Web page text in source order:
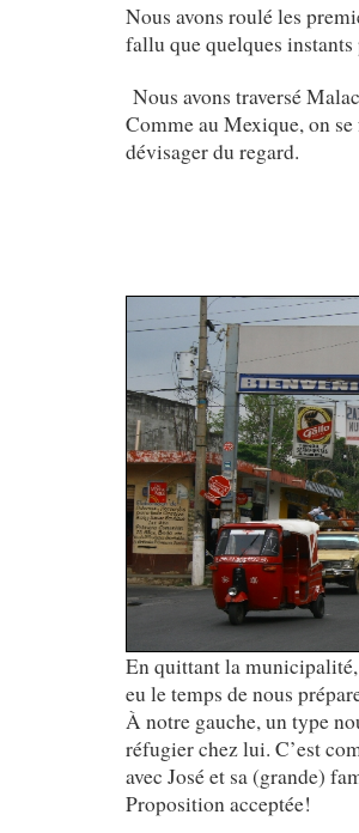
Nous avons roulé les
fallu que quelques instants
Nous avons traversé
Comme au Mexique, on
dévisager du regard.
En quittant la municipalité,
eu le temps de nous
À notre gauche, un type
réfugier chez lui. C’est
avec José et sa (grande)
Proposition acceptée!